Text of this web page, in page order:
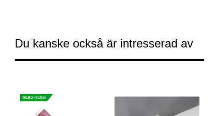
Du kanske också är intresserad av